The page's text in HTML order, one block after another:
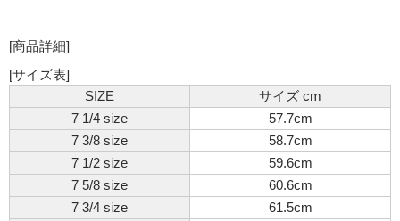
[商品詳細]
[サイズ表]
SIZE
サイズ cm
7 1/4 size
57.7cm
7 3/8 size
58.7cm
7 1/2 size
59.6cm
7 5/8 size
60.6cm
7 3/4 size
61.5cm